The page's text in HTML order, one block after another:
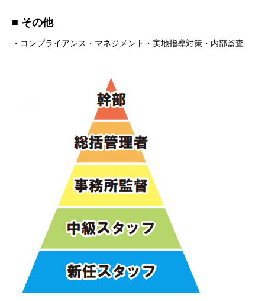
■ その他
・コンプライアンス・マネジメント・実地指導対策・内部監査